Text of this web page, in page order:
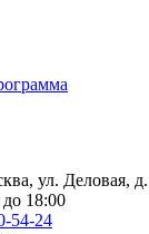
ул. Деловая,
18:00
54-24